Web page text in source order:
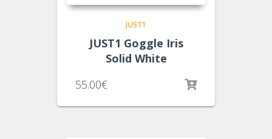
JUST1
JUST1 Goggle Iris
Solid White
55.00€